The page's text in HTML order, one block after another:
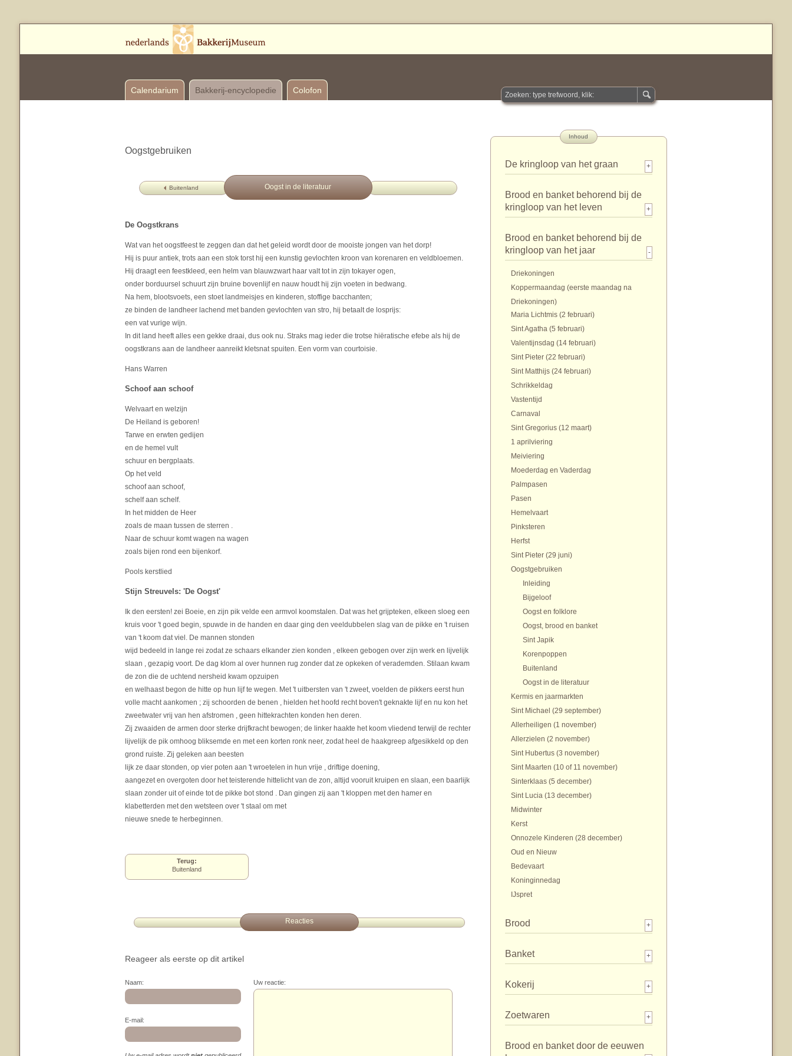
Calendarium Bakkerij-encyclopedie Colofon
Oogstgebruiken
Buitenland Oogst in de literatuur
De Oogstkrans
Wat van het oogstfeest te zeggen dan dat het geleid wordt door de mooiste jongen van het dorp!
Hij is puur antiek, trots aan een stok torst hij een kunstig gevlochten kroon van korenaren en veldbloemen.
Hij draagt een feestkleed, een helm van blauwzwart haar valt tot in zijn tokayer ogen,
onder borduursel schuurt zijn bruine bovenlijf en nauw houdt hij zijn voeten in bedwang.
Na hem, blootsvoets, een stoet landmeisjes en kinderen, stoffige bacchanten;
ze binden de landheer lachend met banden gevlochten van stro, hij betaalt de losprijs:
een vat vurige wijn.
In dit land heeft alles een gekke draai, dus ook nu. Straks mag ieder die trotse hiëratische efebe als hij de
oogstkrans aan de landheer aanreikt kletsnat spuiten. Een vorm van courtoisie.
Hans Warren
Schoof aan schoof
Welvaart en welzijn
De Heiland is geboren!
Tarwe en erwten gedijen
en de hemel vult
schuur en bergplaats.
Op het veld
schoof aan schoof,
schelf aan schelf.
In het midden de Heer
zoals de maan tussen de sterren .
Naar de schuur komt wagen na wagen
zoals bijen rond een bijenkorf.
Pools kerstlied
Stijn Streuvels: 'De Oogst'
Ik den eersten! zei Boeie, en zijn pik velde een armvol koomstalen. Dat was het grijpteken, elkeen sloeg een
kruis voor 't goed begin, spuwde in de handen en daar ging den veeldubbelen slag van de pikke en 't ruisen
van 't koom dat viel. De mannen stonden
wijd bedeeld in lange rei zodat ze schaars elkander zien konden , elkeen gebogen over zijn werk en lijvelijk
slaan , gezapig voort. De dag klom al over hunnen rug zonder dat ze opkeken of verademden. Stilaan kwam
de zon die de uchtend nersheid kwam opzuipen
en welhaast begon de hitte op hun lijf te wegen. Met 't uitbersten van 't zweet, voelden de pikkers eerst hun
volle macht aankomen ; zij schoorden de benen , hielden het hoofd recht boven't geknakte lijf en nu kon het
zweetwater vrij van hen afstromen , geen hittekrachten konden hen deren.
Zij zwaaiden de armen door sterke drijfkracht bewogen; de linker haakte het koom vliedend terwijl de rechter
lijvelijk de pik omhoog bliksemde en met een korten ronk neer, zodat heel de haakgreep afgesikkeld op den
grond ruiste. Zij geleken aan beesten
lijk ze daar stonden, op vier poten aan 't wroetelen in hun vrije , driftige doening,
aangezet en overgoten door het teisterende hittelicht van de zon, altijd vooruit kruipen en slaan, een baarlijk
slaan zonder uit of einde tot de pikke bot stond . Dan gingen zij aan 't kloppen met den hamer en
klabetterden met den wetsteen over 't staal om met
nieuwe snede te herbeginnen.
Terug:
Buitenland
Reacties
Reageer als eerste op dit artikel
Naam:
E-mail:
Uw reactie:
Inhoud
De kringloop van het graan +
Brood en banket behorend bij de
kringloop van het leven
+
Brood en banket behorend bij de
kringloop van het jaar
-
Driekoningen
Koppermaandag (eerste maandag na
Driekoningen)
Maria Lichtmis (2 februari)
Sint Agatha (5 februari)
Valentijnsdag (14 februari)
Sint Pieter (22 februari)
Sint Matthijs (24 februari)
Schrikkeldag
Vastentijd
Carnaval
Sint Gregorius (12 maart)
1 aprilviering
Meiviering
Moederdag en Vaderdag
Palmpasen
Pasen
Hemelvaart
Pinksteren
Herfst
Sint Pieter (29 juni)
Oogstgebruiken
Inleiding
Bijgeloof
Oogst en folklore
Oogst, brood en banket
Sint Japik
Korenpoppen
Buitenland
Oogst in de literatuur
Kermis en jaarmarkten
Sint Michael (29 september)
Allerheiligen (1 november)
Allerzielen (2 november)
Sint Hubertus (3 november)
Sint Maarten (10 of 11 november)
Sinterklaas (5 december)
Sint Lucia (13 december)
Midwinter
Kerst
Onnozele Kinderen (28 december)
Oud en Nieuw
Bedevaart
Koninginnedag
IJspret
Brood +
Banket +
Kokerij +
Zoetwaren +
Brood en banket door de eeuwen